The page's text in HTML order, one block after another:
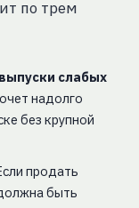
по трем
слабых
надолго
без крупной
продать
быть